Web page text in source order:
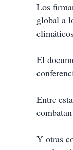
Los
global a
El
Entre
Y otras